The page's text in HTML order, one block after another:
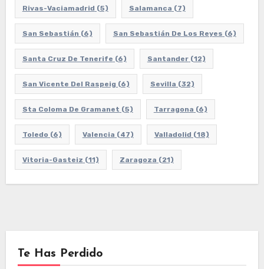
Rivas-Vaciamadrid (5) Salamanca (7)
San Sebastián (6) San Sebastián De Los Reyes (6)
Santa Cruz De Tenerife (6) Santander(12)
San Vicente Del Raspeig (6) Sevilla (32)
Sta Coloma De Gramanet (5) Tarragona (6)
Toledo (6) Valencia (47) Valladolid (18)
Vitoria-Gasteiz (11) Zaragoza (21)
Te Has Perdido